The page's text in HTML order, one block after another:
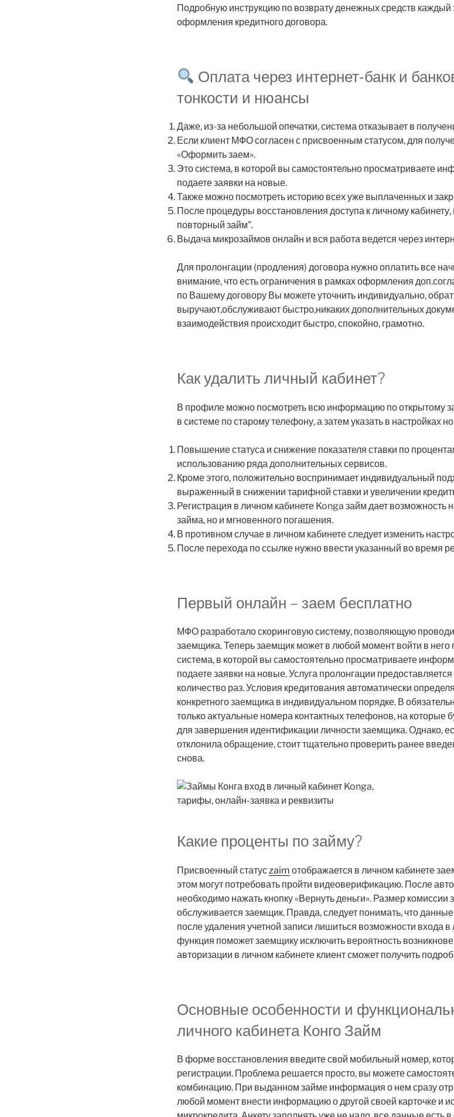
Подробную инструкцию по возврату денежных средств каждый
оформления кредитного договора.
Оплата через интернет‑банк и
тонкости и нюансы
Даже, из-за небольшой опечатки, система отказывает в
Если клиент МФО согласен с присвоенным статусом, для
«Оформить заем».
Это система, в которой вы самостоятельно просматриваете
подаете заявки на новые.
Также можно посмотреть историю всех уже выплаченных и
После процедуры восстановления доступа к личному
повторный займ”.
Выдача микрозаймов онлайн и вся работа ведется через
Для пролонгации (продления) договора нужно оплатить все
внимание, что есть ограничения в рамках оформления
по Вашему договору Вы можете уточнить индивидуально,
выручают,обслуживают быстро,никаких дополнительных
взаимодействия происходит быстро, спокойно, грамотно.
Как удалить личный кабинет?
В профиле можно посмотреть всю информацию по открытому
в системе по старому телефону, а затем указать в настройках
Повышение статуса и снижение показателя ставки по
использованию ряда дополнительных сервисов.
Кроме этого, положительно воспринимает индивидуальный
выраженный в снижении тарифной ставки и увеличении
Регистрация в личном кабинете Konga займ дает возможность
займа, но и мгновенного погашения.
В противном случае в личном кабинете следует изменить
После перехода по ссылке нужно ввести указанный во время
Первый онлайн – заем бесплатно
МФО разработало скоринговую систему, позволяющую
заемщика. Теперь заемщик может в любой момент войти в
система, в которой вы самостоятельно просматриваете
подаете заявки на новые. Услуга пролонгации
количество раз. Условия кредитования автоматически
конкретного заемщика в индивидуальном порядке. В
только актуальные номера контактных телефонов, на которые
для завершения идентификации личности заемщика. Однако,
отклонила обращение, стоит тщательно проверить ранее
снова.
Какие проценты по займу?
Присвоенный статусzaim отображается в личном кабинете
этом могут потребовать пройти видеоверификацию. После
необходимо нажать кнопку «Вернуть деньги». Размер комиссии
обслуживается заемщик. Правда, следует понимать, что данные
после удаления учетной записи лишиться возможности входа
функция поможет заемщику исключить вероятность
авторизации в личном кабинете клиент сможет получить
Основные особенности и
личного кабинета Конго Займ
В форме восстановления введите свой мобильный номер,
регистрации. Проблема решается просто, вы можете
комбинацию. При выданном займе информация о нем сразу
любой момент внести информацию о другой своей карточке и